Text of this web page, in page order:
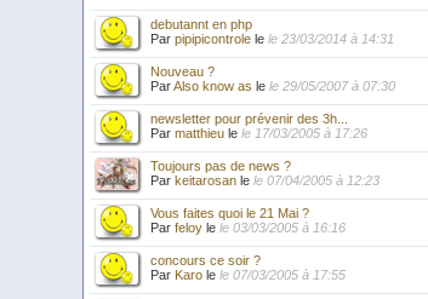
debutannt en php
Par pipipicontrole le le 23/03/2014 à 14:31
Nouveau ?
ParAlso know as le le 29/05/2007 à 07:30
newsletter pour prévenir des 3h...
Par matthieu le le 17/03/2005 à 17:26
Toujours pas de news ?
Par keitarosan le le 07/04/2005 à 12:23
Vous faites quoi le 21 Mai ?
Par feloy le le 03/03/2005 à 16:16
concours ce soir ?
Par Karo le le 07/03/2005 à 17:55